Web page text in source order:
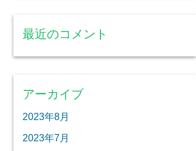
最近のコメント
アーカイブ
2023年8月
2023年7月